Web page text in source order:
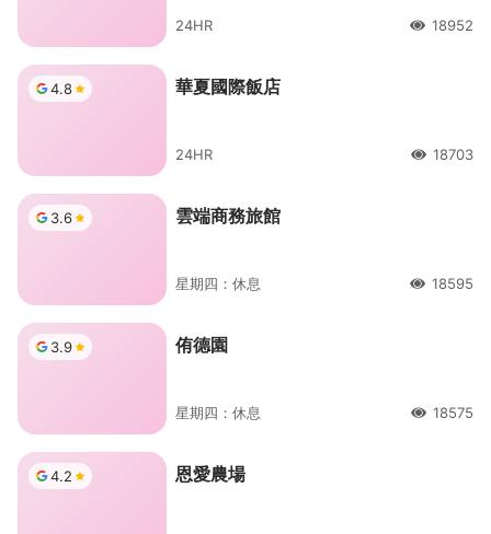
24HR 人氣18952
4.8 華夏國際飯店
24HR 人氣18703
3.6 雲端商務旅館
星期四：休息 人氣18595
3.9 侑德園
星期四：休息 人氣18575
4.2 恩愛農場